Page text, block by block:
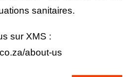
sanitaires.
sur XMS :
about-us